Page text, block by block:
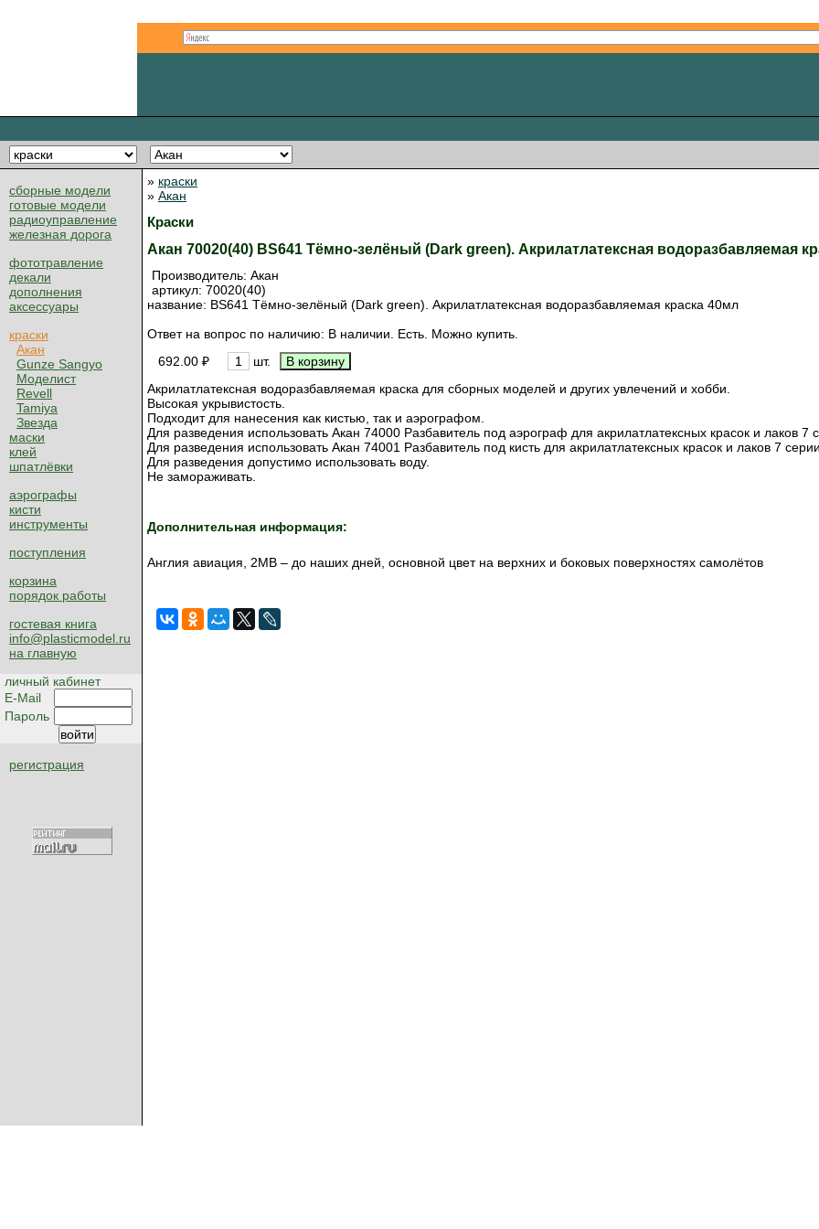
сборные модели
готовые модели
радиоуправление
железная дорога
фототравление
декали
дополнения
аксессуары
краски
Акан
Gunze Sangyo
Моделист
Revell
Tamiya
Звезда
маски
клей
шпатлёвки
аэрографы
кисти
инструменты
поступления
корзина
порядок работы
гостевая книга
info@plasticmodel.ru
на главную
личный кабинет
E-Mail
Пароль
регистрация
» краски
» Акан
Краски
Акан 70020(40) BS641 Тёмно-зелёный (Dark green). Акрилатлатексная водоразбавляемая
Производитель: Акан
артикул: 70020(40)
название: BS641 Тёмно-зелёный (Dark green). Акрилатлатексная водоразбавляемая краска 40мл
Ответ на вопрос по наличию: В наличии. Есть. Можно купить.
692.00 ₽
шт.
Акрилатлатексная водоразбавляемая краска для сборных моделей и других увлечений и хобби.
Высокая укрывистость.
Подходит для нанесения как кистью, так и аэрографом.
Для разведения использовать Акан 74000 Разбавитель под аэрограф для акрилатлатексных красок и лаков 7
Для разведения использовать Акан 74001 Разбавитель под кисть для акрилатлатексных красок и лаков 7 серии
Для разведения допустимо использовать воду.
Не замораживать.
Дополнительная информация:
Англия авиация, 2МВ – до наших дней, основной цвет на верхних и боковых поверхностях самолётов